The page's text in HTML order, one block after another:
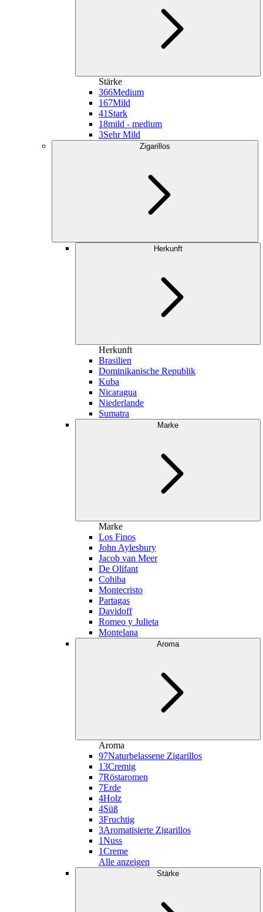
Stärke
366Medium
167Mild
41 Stark
18mild - medium
3Sehr Mild
Zigarillos
Herkunft
Herkunft
Brasilien
Dominikanische Republik
Kuba
Nicaragua
Niederlande
Sumatra
Marke
Marke
Los Finos
John Aylesbury
Jacob van Meer
De Olifant
Cohiba
Montecristo
Partagas
Davidoff
Romeo y Julieta
Montelana
Aroma
Aroma
97Naturbelassene Zigarillos
13Cremig
7Röstaromen
7Erde
4Holz
4Süß
3Fruchtig
3Aromatisierte Zigarillos
1Nuss
1Creme
Alle anzeigen
Stärke